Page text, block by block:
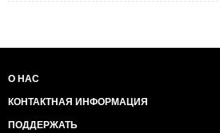
О НАС
КОНТАКТНАЯ ИНФОРМАЦИЯ
ПОДДЕРЖАТЬ